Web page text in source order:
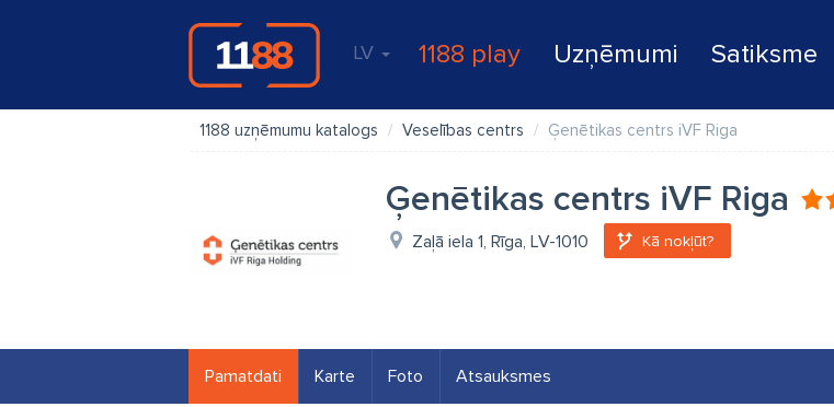
LV 1188 play Uzņēmumi Satiksme
1188 uzņēmumu katalogs Veselības centrs Ģenētikas centrs iVF Riga
Ģenētikas centrs iVF Riga
Zaļā iela 1, Rīga, LV-1010 Kā nokļūt?
Pamatdati Karte Foto Atsauksmes